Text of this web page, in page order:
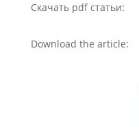
Скачать pdf статьи:
Download the article: